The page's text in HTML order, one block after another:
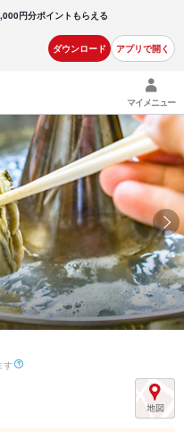
円分ポイントもらえる
ダウンロード アプリで開く
マイメニュー
す